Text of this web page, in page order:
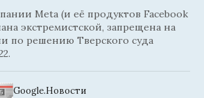
Meta (и её продуктов Facebook
экстремистской, запрещена на
по решению Тверского суда
Google.Новости